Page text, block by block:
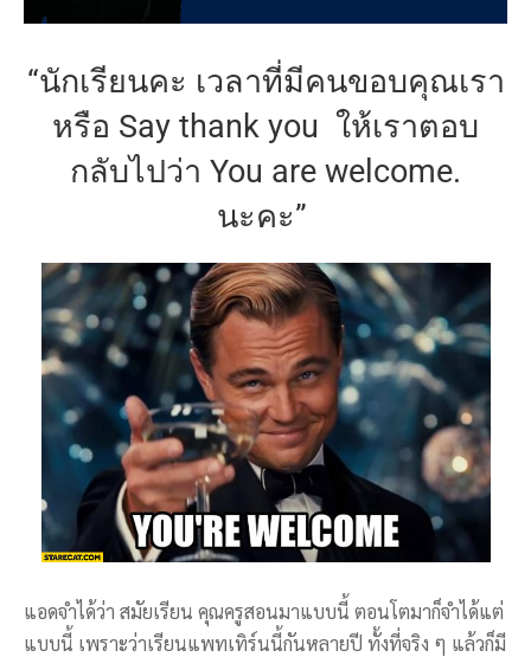
“นักเรียนคะ เวลาที่มีคนขอบคุณเรา
หรือ Say thank you ให้เราตอบ
กลับไปว่า You are welcome.
นะคะ”
แอดจำได้ว่า สมัยเรียน คุณครูสอนมาแบบนี้ ตอนโตมาก็จำได้แต่
แบบนี้ เพราะว่าเรียนแพทเทิร์นนี้กันหลายปี ทั้งที่จริง ๆ แล้วก็มี